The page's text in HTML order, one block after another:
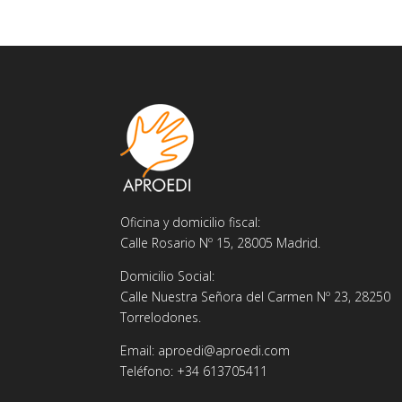
Oficina y domicilio fiscal:
Calle Rosario Nº 15, 28005 Madrid.
Domicilio Social:
Calle Nuestra Señora del Carmen Nº 23, 28250
Torrelodones.
Email: aproedi@aproedi.com
Teléfono: +34 613705411